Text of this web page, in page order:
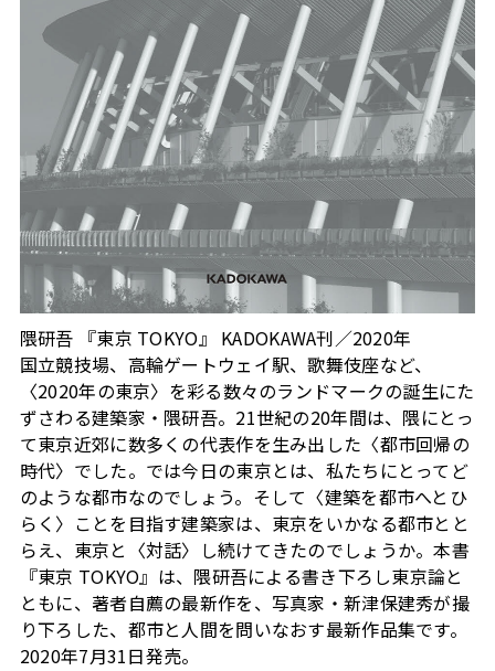
隈研吾 『東京 TOKYO』 KADOKAWA刊／2020年
国立競技場、高輪ゲートウェイ駅、歌舞伎座など、
〈2020年の東京〉を彩る数々のランドマークの誕生にた
ずさわる建築家・隈研吾。21世紀の20年間は、隈にとっ
て東京近郊に数多くの代表作を生み出した〈都市回帰の
時代〉でした。では今日の東京とは、私たちにとってど
のような都市なのでしょう。そして〈建築を都市へとひ
らく〉ことを目指す建築家は、東京をいかなる都市とと
らえ、東京と〈対話〉し続けてきたのでしょうか。本書
『東京 TOKYO』は、隈研吾による書き下ろし東京論と
ともに、著者自薦の最新作を、写真家・新津保建秀が撮
り下ろした、都市と人間を問いなおす最新作品集です。
2020年7月31日発売。